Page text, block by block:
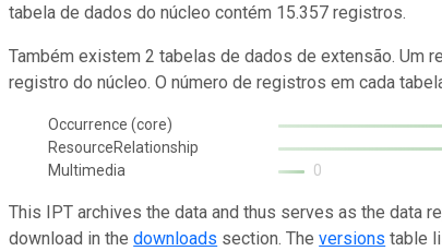
tabela de dados do núcleo contém 15.357 registros.
Também existem 2 tabelas de dados de extensão. Um
registro do núcleo. O número de registros em cada
Occurrence (core)
ResourceRelationship
Multimedia
0
This IPT archives the data and thus serves as the data
download in thedownloads section. Theversions table